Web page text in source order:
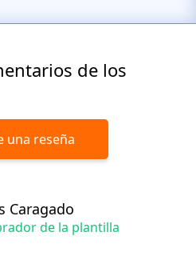
de los
una reseña
Caragado
de la plantilla